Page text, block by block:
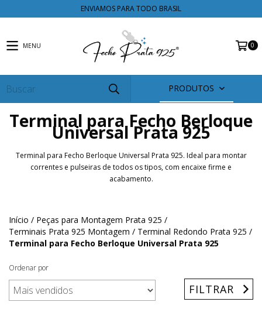
ENVIAMOS PARA TODO BRASIL
MENU 0
PRODUTOS
Terminal para Fecho Berloque
Universal Prata 925
Terminal para Fecho Berloque Universal Prata 925. Ideal para montar
correntes e pulseiras de todos os tipos, com encaixe firme e
acabamento.
Início / Peças para Montagem Prata 925 /
Terminais Prata 925 Montagem / Terminal Redondo Prata 925 /
Terminal para Fecho Berloque Universal Prata 925
Ordenar por
FILTRAR